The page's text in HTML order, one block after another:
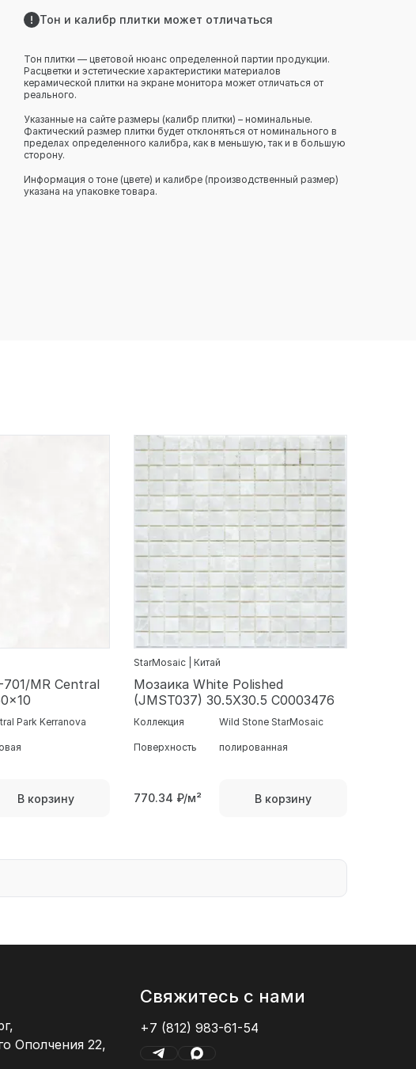
Тон и калибр плитки может отличаться
Тон плитки — цветовой нюанс определенной партии продукции.
Расцветки и эстетические характеристики материалов
керамической плитки на экране монитора может отличаться от
реального.
Указанные на сайте размеры (калибр плитки) – номинальные.
Фактический размер плитки будет отклоняться от номинального в
пределах определенного калибра, как в меньшую, так и в большую
сторону.
Информация о тоне (цвете) и калибре (производственный размер)
указана на упаковке товара.
701/MR Central
Park Kerranova
В корзину
StarMosaic | Китай
Мозаика White Polished
(JMST037) 30.5X30.5 С0003476
Коллекция Wild Stone StarMosaic
Поверхность полированная
770.34 ₽/м² В корзину
Ополчения 22,
Свяжитесь с нами
+7 (812) 983-61-54